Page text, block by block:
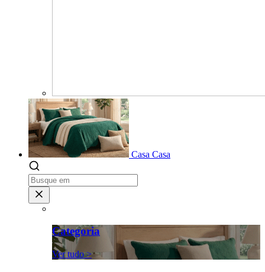
Casa Casa
Categoria
Ver tudo >